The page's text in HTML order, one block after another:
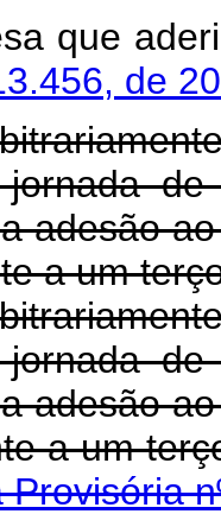
que
de
de
adesão
a um
de
adesão
a um